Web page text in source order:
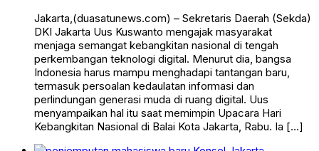
Jakarta,(duasatunews.com) – Sekretaris Daerah (Sekda)
DKI Jakarta Uus Kuswanto mengajak masyarakat
menjaga semangat kebangkitan nasional di tengah
perkembangan teknologi digital. Menurut dia, bangsa
Indonesia harus mampu menghadapi tantangan baru,
termasuk persoalan kedaulatan informasi dan
perlindungan generasi muda di ruang digital. Uus
menyampaikan hal itu saat memimpin Upacara Hari
Kebangkitan Nasional di Balai Kota Jakarta, Rabu. Ia […]